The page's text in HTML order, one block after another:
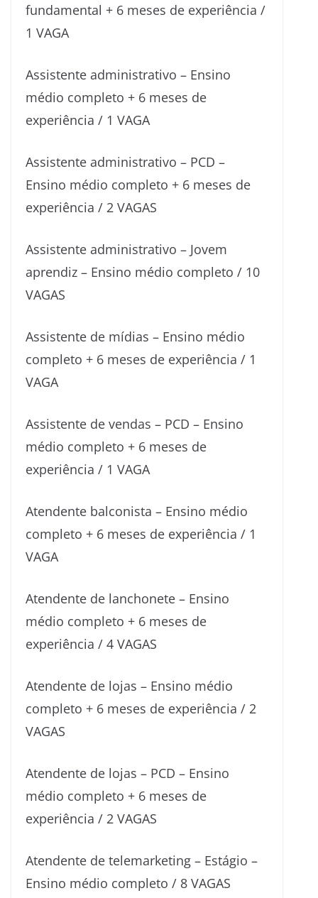
fundamental + 6 meses de experiência /
1 VAGA
Assistente administrativo – Ensino
médio completo + 6 meses de
experiência / 1 VAGA
Assistente administrativo – PCD –
Ensino médio completo + 6 meses de
experiência / 2 VAGAS
Assistente administrativo – Jovem
aprendiz – Ensino médio completo / 10
VAGAS
Assistente de mídias – Ensino médio
completo + 6 meses de experiência / 1
VAGA
Assistente de vendas – PCD – Ensino
médio completo + 6 meses de
experiência / 1 VAGA
Atendente balconista – Ensino médio
completo + 6 meses de experiência / 1
VAGA
Atendente de lanchonete – Ensino
médio completo + 6 meses de
experiência / 4 VAGAS
Atendente de lojas – Ensino médio
completo + 6 meses de experiência / 2
VAGAS
Atendente de lojas – PCD – Ensino
médio completo + 6 meses de
experiência / 2 VAGAS
Atendente de telemarketing – Estágio –
Ensino médio completo / 8 VAGAS